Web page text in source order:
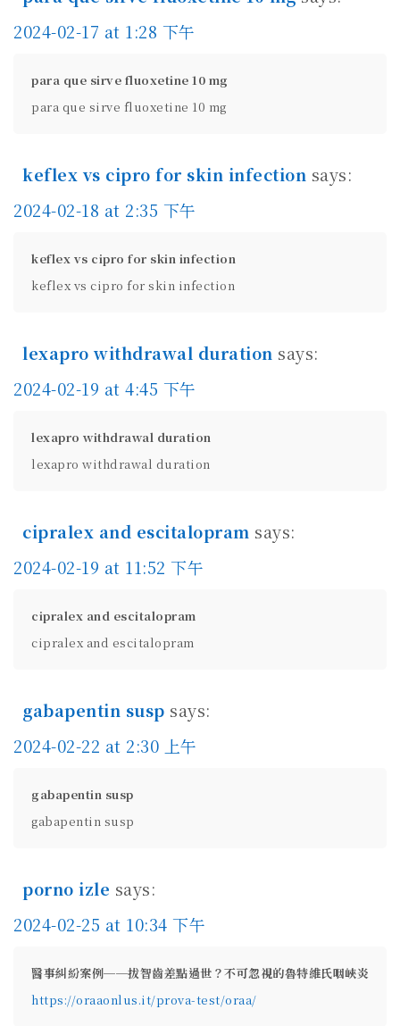
2024-02-17 at 1:28 下午
para que sirve fluoxetine 10 mg
para que sirve fluoxetine 10 mg
keflex vs cipro for skin infection says:
2024-02-18 at 2:35 下午
keflex vs cipro for skin infection
keflex vs cipro for skin infection
lexapro withdrawal duration says:
2024-02-19 at 4:45 下午
lexapro withdrawal duration
lexapro withdrawal duration
cipralex and escitalopram says:
2024-02-19 at 11:52 下午
cipralex and escitalopram
cipralex and escitalopram
gabapentin susp says:
2024-02-22 at 2:30 上午
gabapentin susp
gabapentin susp
porno izle says:
2024-02-25 at 10:34 下午
醫事糾紛案例──拔智齒差點過世？不可忽視的魯特維氏咽峽炎
https://oraaonlus.it/prova-test/oraa/